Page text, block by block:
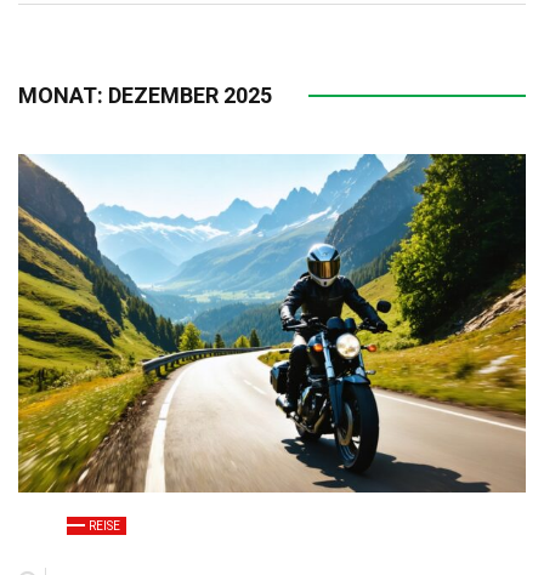
MONAT: DEZEMBER 2025
REISE